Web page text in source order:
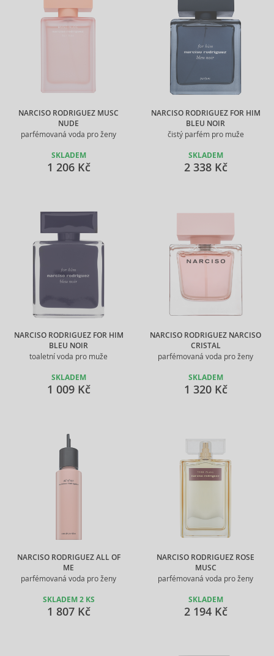
NARCISO RODRIGUEZ MUSC
NUDE
parfémovaná voda pro ženy
SKLADEM
1 206 Kč
NARCISO RODRIGUEZ FOR HIM
BLEU NOIR
čistý parfém pro muže
SKLADEM
2 338 Kč
NARCISO RODRIGUEZ FOR HIM
BLEU NOIR
toaletní voda pro muže
SKLADEM
1 009 Kč
NARCISO RODRIGUEZ NARCISO
CRISTAL
parfémovaná voda pro ženy
SKLADEM
1 320 Kč
NARCISO RODRIGUEZ ALL OF
ME
parfémovaná voda pro ženy
SKLADEM 2 KS
1 807 Kč
NARCISO RODRIGUEZ ROSE
MUSC
parfémovaná voda pro ženy
SKLADEM
2 194 Kč